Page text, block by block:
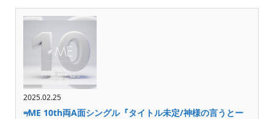
2025.02.25
≠ME 10th両A面シングル『タイトル未定/神様の言うとー